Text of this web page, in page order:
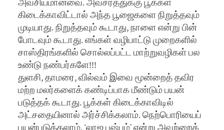
அவசியமானவை. அவசரத்துக்கு பூக்கள்
கிடைக்காவிட்டால் அந்த பூஜைகளை நிறுத்தவும்
முடியாது. நிறுத்தவும் கூடாது, நாளை என்று பின்
போடவும் கூடாது. எங்கள் வழிபாட்டு முறைகளில்
சாஸ்திரங்களில் சொல்லப்பட்ட மாற்றுவழிகள் பல
உண்டு நண்பர்களே!!!
துளசி, தாமரை, வில்வம் இவை மூன்றைத் தவிர
மற்ற மலர்களைக் கண்டிப்பாக மீண்டும் பயன்
படுத்தக் கூடாது. பூக்கள் கிடைக்காவிடில்
அட்சதையினால் அர்ச்சிக்கலாம். நெற்பொரியைப்